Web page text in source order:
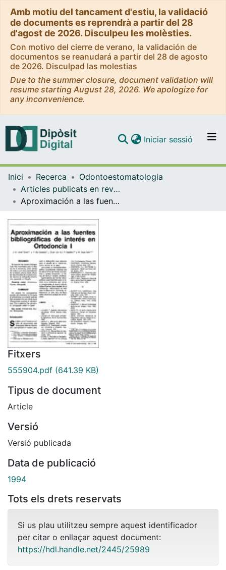
Amb motiu del tancament d'estiu, la validació
de documents es reprendrà a partir del 28
d'agost de 2026. Disculpeu les molèsties.
Con motivo del cierre de verano, la validación de
documentos se reanudará a partir del 28 de agosto
de 2026. Disculpad las molestias
Due to the summer closure, document validation will
resume starting August 28, 2026. We apologize for
any inconvenience.
Navega per tot el DD
Iniciar sessió (current)
Inici Recerca
Odontoestomatologia
Articles publicats en revistes (Odontoestomatologia)
Aproximación a las fuentes bibliográficas de interés en Ortodoncia I
Fitxers
555904.pdf (641.39 KB)
Tipus de document
Article
Versió
Versió publicada
Data de publicació
1994
Tots els drets reservats
Si us plau utilitzeu sempre aquest identificador
per citar o enllaçar aquest document:
https://hdl.handle.net/2445/25989